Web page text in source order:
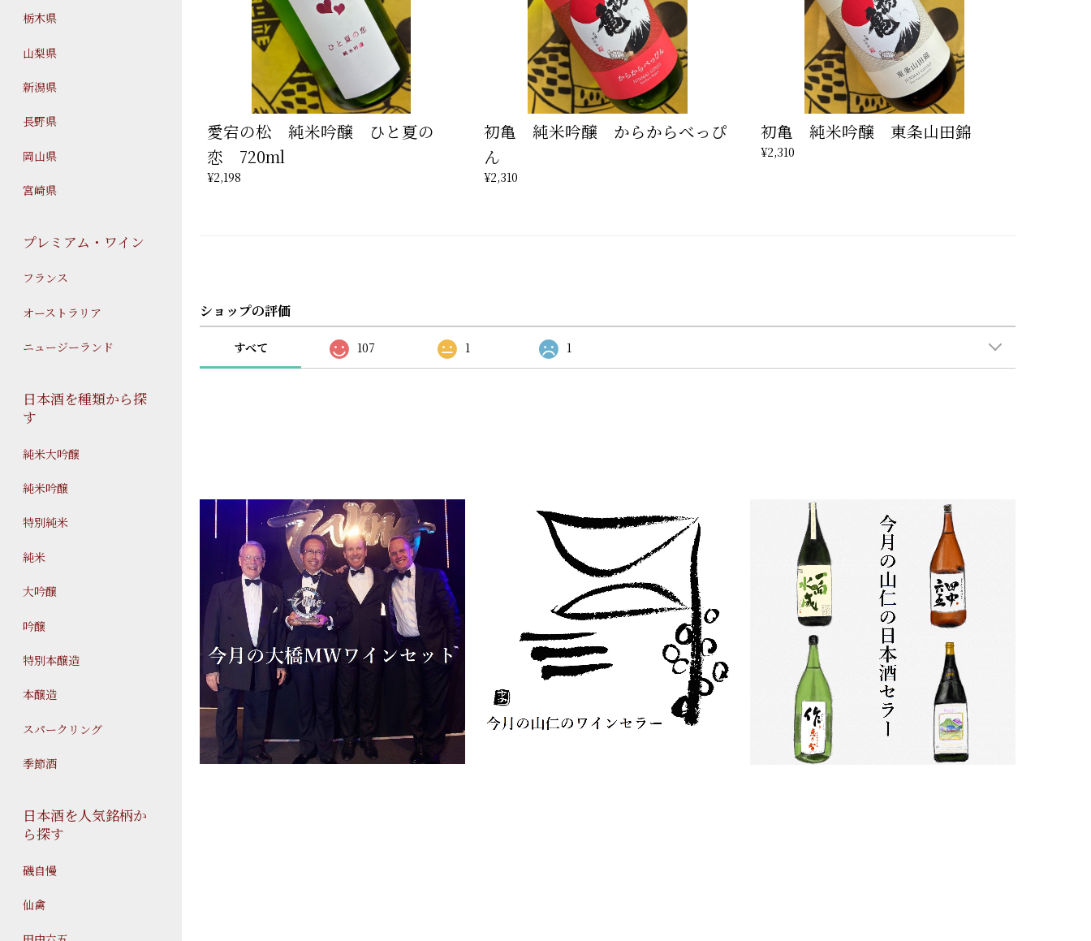
栃木県
山梨県
新潟県
長野県
岡山県
宮崎県
プレミアム・ワイン
フランス
オーストラリア
ニュージーランド
日本酒を種類から探
す
純米大吟醸
純米吟醸
特別純米
純米
大吟醸
吟醸
特別本醸造
本醸造
スパークリング
季節酒
日本酒を人気銘柄か
ら探す
磯自慢
仙禽
愛宕の松 純米吟醸 ひと夏の
恋 720ml
¥2,198
初亀 純米吟醸 からからべっぴ
ん
¥2,310
初亀 純米吟醸 東条山田錦
¥2,310
ショップの評価
すべて 107 1 1